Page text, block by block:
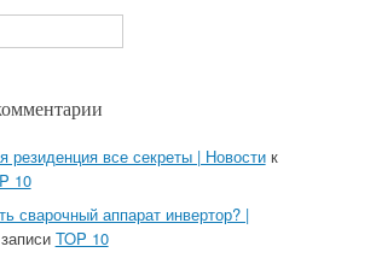
резиденция все секреты | Новостик
10
сварочный аппарат инвертор? |
TOP 10